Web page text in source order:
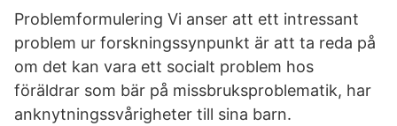
Problemformulering Vi anser att ett intressant
problem ur forskningssynpunkt är att ta reda på
om det kan vara ett socialt problem hos
föräldrar som bär på missbruksproblematik, har
anknytningssvårigheter till sina barn.